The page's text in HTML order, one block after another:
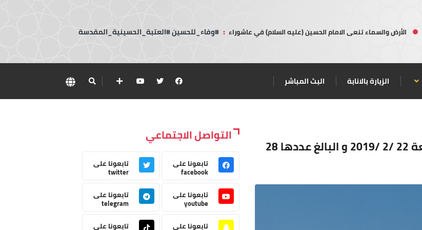
الأرض والسماء تنعى الامام الحسين (عليه السلام) في عاشوراء : #وفاء_للحسين #العتبة_الحسينية_المقدسة
الزيارة بالانابة البث المباشر
جدول الرحلات القادمة و المغادرة ليوم الجمعة 22 /2 /2019 و البالغ عددها 28
التواصل الاجتماعي
تابعونا على
facebook
تابعونا على
twitter
تابعونا على
youtube
تابعونا على
telegram
تابعونا على
تابعونا على